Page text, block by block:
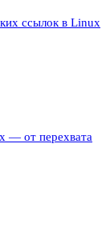
ссылок в Linux
— от перехвата